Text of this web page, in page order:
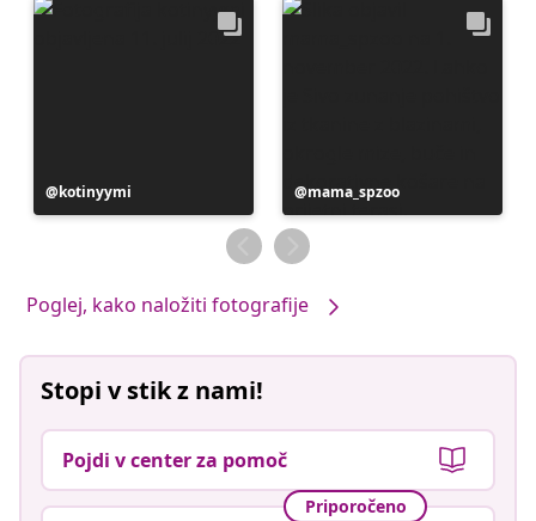
Objavo
je
kotinyymi
Objavo
je
objavil
mama_spzoo
Poglej, kako naložiti fotografije
Stopi v stik z nami!
Pojdi v center za pomoč
Priporočeno